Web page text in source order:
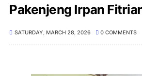
Pakenjeng Irpan
SATURDAY, MARCH 28, 2026 0 COMMENTS